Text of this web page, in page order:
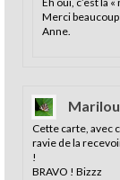
Merci
Anne.
Marilou
Cette carte, avec
ravie de la
!
BRAVO ! Bizzz